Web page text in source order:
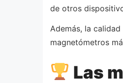
de otros
Además, la
magnetómetros
Las